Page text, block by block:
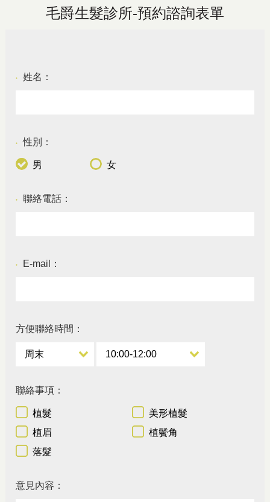
毛爵生髮診所-預約諮詢表單
● 姓名：
● 性別：
男 女
● 聯絡電話：
● E-mail：
方便聯絡時間：
聯絡事項：
植髮
美形植髮
植眉
植鬢角
落髮
意見內容：